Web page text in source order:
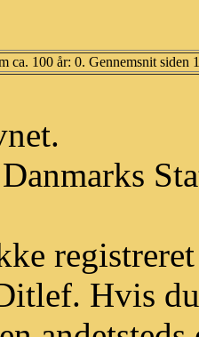
ca. 100 år: 0. Gennemsnit siden
Hvis